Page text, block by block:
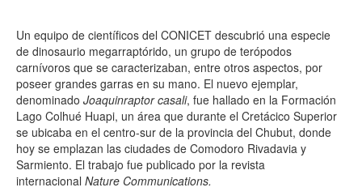
Un equipo de científicos del CONICET descubrió una especie
de dinosaurio megarraptórido, un grupo de terópodos
carnívoros que se caracterizaban, entre otros aspectos, por
poseer grandes garras en su mano. El nuevo ejemplar,
denominado Joaquinraptor casali, fue hallado en la Formación
Lago Colhué Huapi, un área que durante el Cretácico Superior
se ubicaba en el centro-sur de la provincia del Chubut, donde
hoy se emplazan las ciudades de Comodoro Rivadavia y
Sarmiento. El trabajo fue publicado por la revista
internacional Nature Communications.